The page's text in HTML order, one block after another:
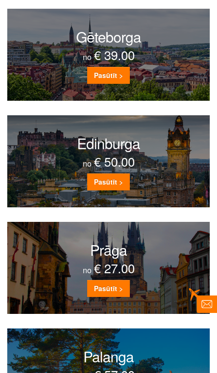
Gēteborga
no € 39.00
Pasūtīt >
Edinburga
no € 50.00
Pasūtīt >
Prāga
no € 27.00
Pasūtīt >
Palanga